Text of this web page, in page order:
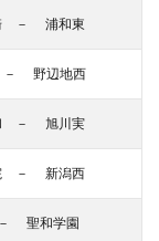
－ 浦和東
野辺地西
－ 旭川実
－ 新潟西
聖和学園